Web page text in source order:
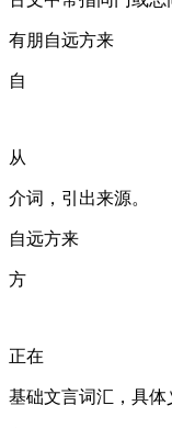
有朋自远方来
自
从
介词，引出来源。
自远方来
方
正在
基础文言词汇，具体